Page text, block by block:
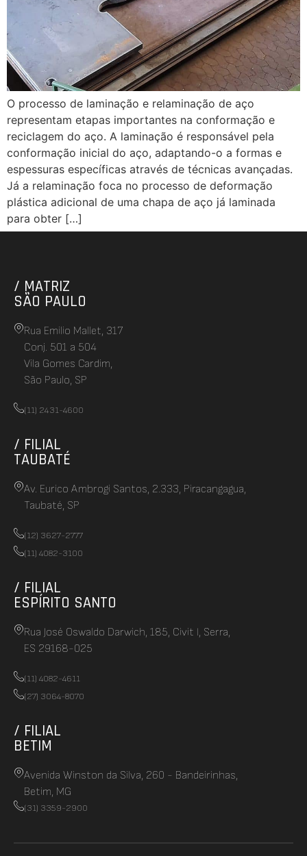
O processo de laminação e relaminação de aço
representam etapas importantes na conformação e
reciclagem do aço. A laminação é responsável pela
conformação inicial do aço, adaptando-o a formas e
espessuras específicas através de técnicas avançadas.
Já a relaminação foca no processo de deformação
plástica adicional de uma chapa de aço já laminada
para obter […]
/ MATRIZ
SÃO PAULO
Rua Emilio Mallet, 317
Conj. 501 a 504
Vila Gomes Cardim,
São Paulo, SP
(11) 2431-4600
/ FILIAL
TAUBATÉ
Av. Eurico Ambrogi Santos, 2.333, Piracangagua,
Taubaté, SP
(12) 3627-2777
(11) 4082-3100
/ FILIAL
ESPÍRITO SANTO
Rua José Oswaldo Darwich, 185, Civit I, Serra,
ES 29168-025
(11) 4082-4611
(27) 3064-8070
/ FILIAL
BETIM
Avenida Winston da Silva, 260 - Bandeirinhas,
Betim, MG
(31) 3359-2900